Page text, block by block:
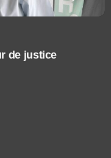
de justice